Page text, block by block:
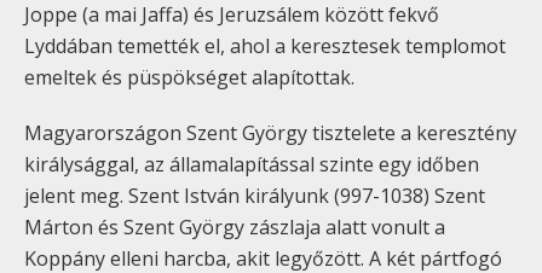
Joppe (a mai Jaffa) és Jeruzsálem között fekvő
Lyddában temették el, ahol a keresztesek templomot
emeltek és püspökséget alapítottak.
Magyarországon Szent György tisztelete a keresztény
királysággal, az államalapítással szinte egy időben
jelent meg. Szent István királyunk (997-1038) Szent
Márton és Szent György zászlaja alatt vonult a
Koppány elleni harcba, akit legyőzött. A két pártfogó